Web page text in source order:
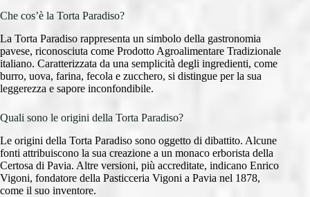
Che cos’è la Torta Paradiso?
La Torta Paradiso rappresenta un simbolo della gastronomia
pavese, riconosciuta come Prodotto Agroalimentare Tradizionale
italiano. Caratterizzata da una semplicità degli ingredienti, come
burro, uova, farina, fecola e zucchero, si distingue per la sua
leggerezza e sapore inconfondibile.
Quali sono le origini della Torta Paradiso?
Le origini della Torta Paradiso sono oggetto di dibattito. Alcune
fonti attribuiscono la sua creazione a un monaco erborista della
Certosa di Pavia. Altre versioni, più accreditate, indicano Enrico
Vigoni, fondatore della Pasticceria Vigoni a Pavia nel 1878,
come il suo inventore.